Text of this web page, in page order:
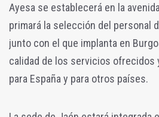
Ayesa se establecerá en la
primará la selección del personal
junto con el que implanta en
calidad de los servicios ofrecidos
para España y para otros países.